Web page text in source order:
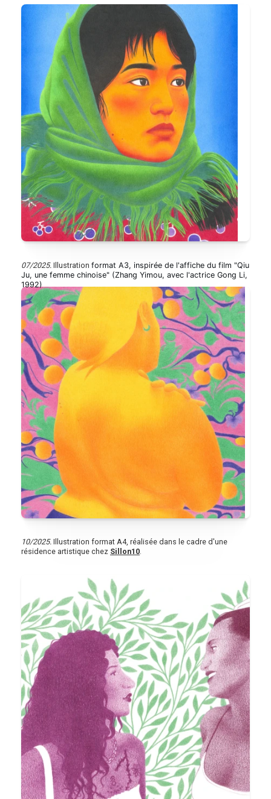
10/2025. Illustration format A4, réalisée dans le cadre d'une
résidence artistique chez Sillon10.
07/2025. Illustration format A3, inspirée de l'affiche du film "Qiu
Ju, une femme chinoise" (Zhang Yimou, avec l'actrice Gong Li,
1992)